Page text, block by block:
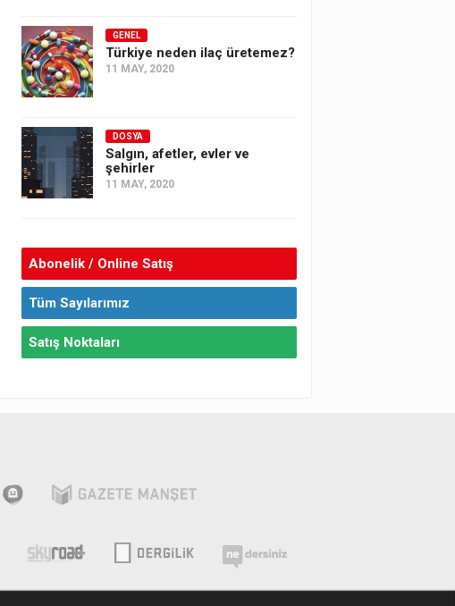
GENEL
Türkiye neden ilaç üretemez?
11 MAY, 2020
DOSYA
Salgın, afetler, evler ve
şehirler
11 MAY, 2020
Abonelik / Online Satış
Tüm Sayılarımız
Satış Noktaları